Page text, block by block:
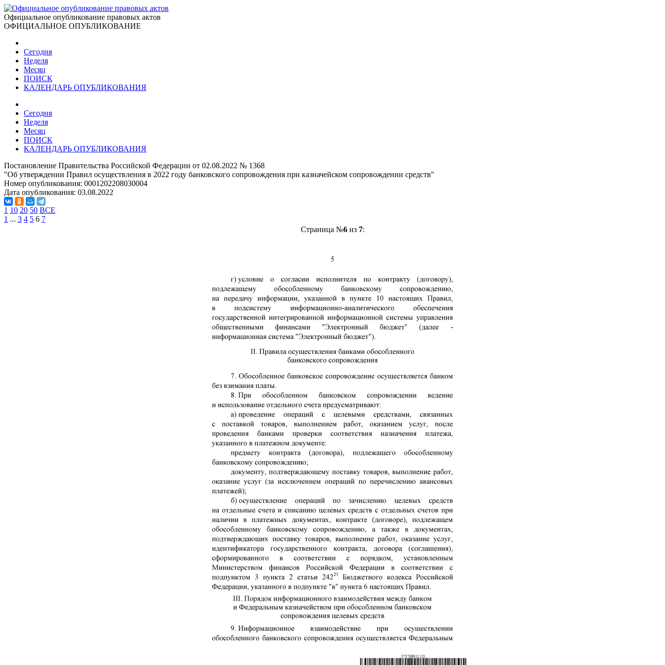
Официальное опубликование правовых актов
ОФИЦИАЛЬНОЕ ОПУБЛИКОВАНИЕ
Сегодня
Неделя
Месяц
ПОИСК
КАЛЕНДАРЬ ОПУБЛИКОВАНИЯ
Сегодня
Неделя
Месяц
ПОИСК
КАЛЕНДАРЬ ОПУБЛИКОВАНИЯ
Постановление Правительства Российской Федерации от 02.08.2022 № 1368
"Об утверждении Правил осуществления в 2022 году банковского сопровождения при казначейском сопровождении средств"
Номер опубликования: 0001202208030004
Дата опубликования: 03.08.2022
1 10 20 50 ВСЕ
1 ... 3 4 5 6 7
Страница №6из 7: